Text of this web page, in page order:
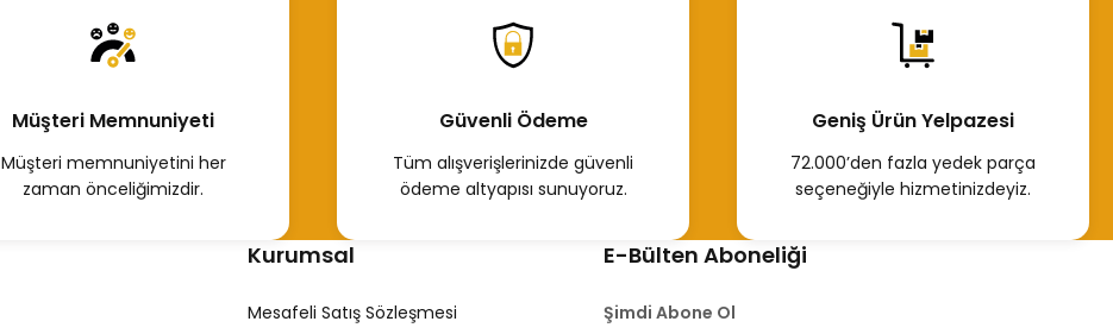
Müşteri Memnuniyeti
Müşteri memnuniyetini her
zaman önceliğimizdir.
Güvenli Ödeme
Tüm alışverişlerinizde güvenli
ödeme altyapısı sunuyoruz.
Geniş Ürün Yelpazesi
72.000’den fazla yedek parça
seçeneğiyle hizmetinizdeyiz.
Kurumsal
Mesafeli Satış Sözleşmesi
E-Bülten Aboneliği
Şimdi Abone Ol